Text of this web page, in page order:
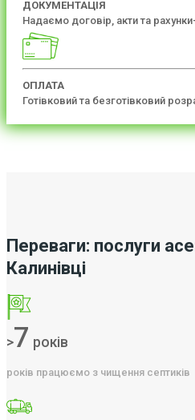
ДОКУМЕНТАЦІЯ
Надаємо договір, акти та
ОПЛАТА
Готівковий та безготівковий
Переваги: послуги
Калинівці
>7 років
років працюємо з чищення септиків